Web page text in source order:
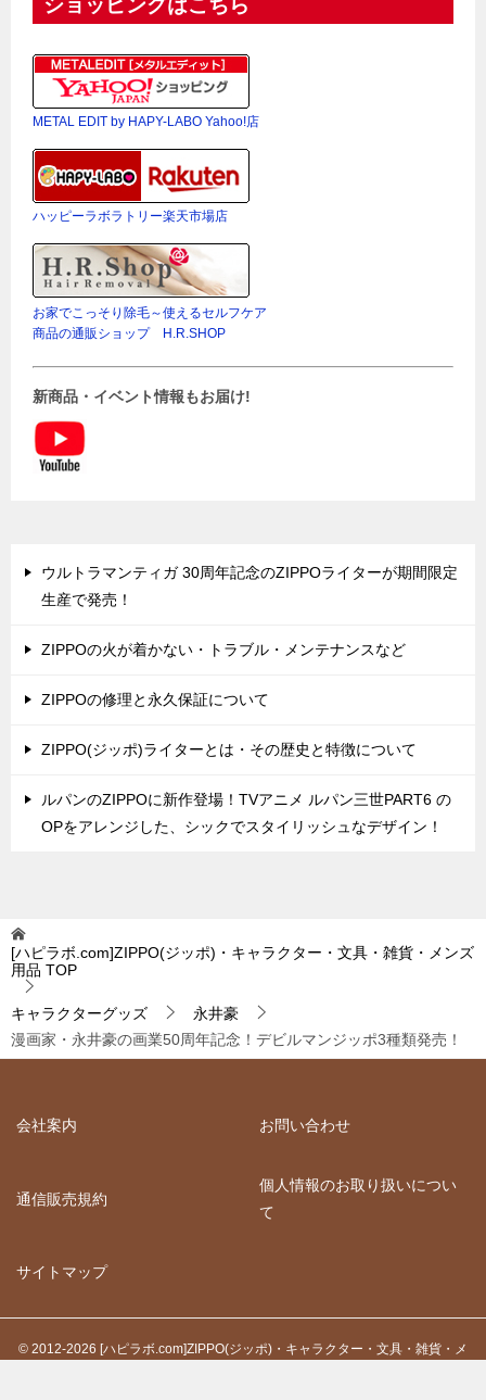
ショッピングはこちら
METAL EDIT by HAPY-LABO Yahoo!店
ハッピーラボラトリー楽天市場店
お家でこっそり除毛～使えるセルフケア
商品の通販ショップ H.R.SHOP
新商品・イベント情報もお届け!
ウルトラマンティガ 30周年記念のZIPPOライターが期間限定
生産で発売！
ZIPPOの火が着かない・トラブル・メンテナンスなど
ZIPPOの修理と永久保証について
ZIPPO(ジッポ)ライターとは・その歴史と特徴について
ルパンのZIPPOに新作登場！TVアニメ ルパン三世PART6 の
OPをアレンジした、シックでスタイリッシュなデザイン！
[ハピラボ.com]ZIPPO(ジッポ)・キャラクター・文具・雑貨・メンズ
用品 TOP
キャラクターグッズ
永井豪
漫画家・永井豪の画業50周年記念！デビルマンジッポ3種類発売！
会社案内 お問い合わせ
通信販売規約
個人情報のお取り扱いについ
て
サイトマップ
© 2012-2026 [ハピラボ.com]ZIPPO(ジッポ)・キャラクター・文具・雑貨・メ